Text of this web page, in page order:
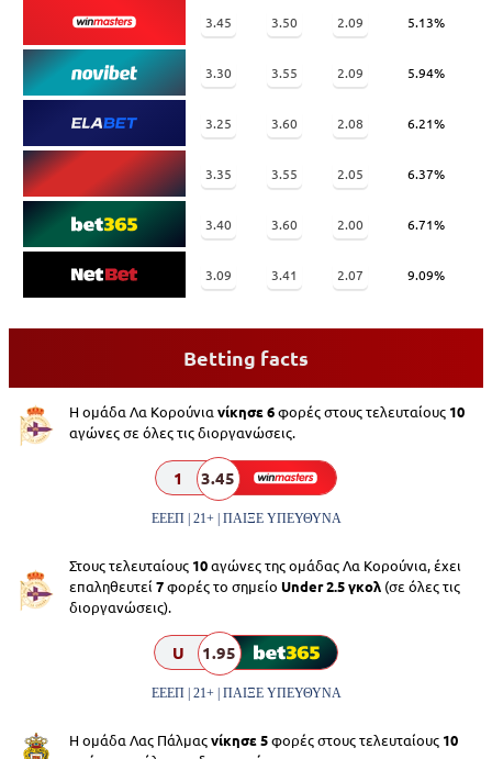
3.45 3.50 2.09 5.13%
3.30 3.55 2.09 5.94%
3.25 3.60 2.08 6.21%
3.35 3.55 2.05 6.37%
3.40 3.60 2.00 6.71%
3.09 3.41 2.07 9.09%
Betting facts
Η ομάδα Λα Κορούνια νίκησε 6φορές στους τελευταίους 10
αγώνες σε όλες τις διοργανώσεις.
1 3.45
ΕΕΕΠ | 21+ | ΠΑΙΞΕ ΥΠΕΥΘΥΝΑ
Στους τελευταίους 10αγώνες της ομάδας Λα Κορούνια, έχει
επαληθευτεί 7φορές το σημείο Under 2.5 γκολ (σε όλες τις
διοργανώσεις).
U 1.95
ΕΕΕΠ | 21+ | ΠΑΙΞΕ ΥΠΕΥΘΥΝΑ
Η ομάδα Λας Πάλμαςνίκησε 5φορές στους τελευταίους 10